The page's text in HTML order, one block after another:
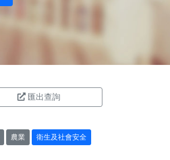
匯出查詢
農業 衛生及社會安全